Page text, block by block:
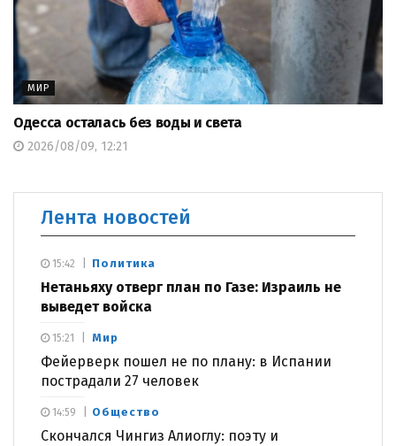
МИР
Одесса осталась без воды и света
2026/08/09, 12:21
Лента новостей
Политика
Нетаньяху отверг план по Газе: Израиль не
выведет войска
15:42
Мир
Фейерверк пошел не по плану: в Испании
пострадали 27 человек
15:21
Общество
Скончался Чингиз Алиоглу: поэту и
14:59